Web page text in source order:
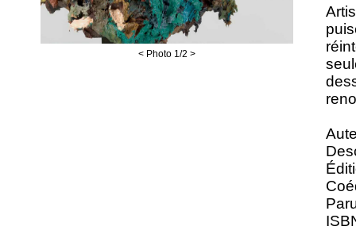
< Photo 1/2 >